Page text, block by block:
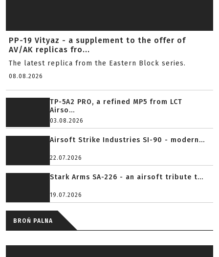
PP-19 Vityaz - a supplement to the offer of
AV/AK replicas fro...
The latest replica from the Eastern Block series.
08.08.2026
TP-5A2 PRO, a refined MP5 from LCT
Airso...
03.08.2026
Airsoft Strike Industries SI-90 - modern...
22.07.2026
Stark Arms SA-226 - an airsoft tribute t...
19.07.2026
BROŃ PALNA